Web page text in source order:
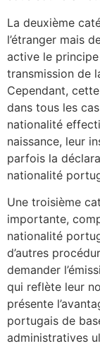
La deuxième
l’étranger mais
active le
transmission de
Cependant,
dans tous les
nationalité
naissance, leur
parfois la
nationalité
Une troisième
importante,
nationalité
d’autres
demander
qui reflète leur
présente
portugais de
administratives